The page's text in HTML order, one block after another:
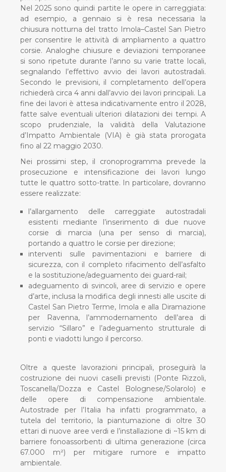
Nel 2025 sono quindi partite le opere in carreggiata:
ad esempio, a gennaio si è resa necessaria la
chiusura notturna del tratto Imola–Castel San Pietro
per consentire le attività di ampliamento a quattro
corsie. Analoghe chiusure e deviazioni temporanee
si sono ripetute durante l’anno su varie tratte locali,
segnalando l’effettivo avvio dei lavori autostradali.
Secondo le previsioni, il completamento dell’opera
richiederà circa 4 anni dall’avvio dei lavori principali. La
fine dei lavori è attesa indicativamente entro il 2028,
fatte salve eventuali ulteriori dilatazioni dei tempi. A
scopo prudenziale, la validità della Valutazione
d’Impatto Ambientale (VIA) è già stata prorogata
fino al 22 maggio 2030.
Nei prossimi step, il cronoprogramma prevede la
prosecuzione e intensificazione dei lavori lungo
tutte le quattro sotto-tratte. In particolare, dovranno
essere realizzate:
l’allargamento delle carreggiate autostradali
esistenti mediante l’inserimento di due nuove
corsie di marcia (una per senso di marcia),
portando a quattro le corsie per direzione;
interventi sulle pavimentazioni e barriere di
sicurezza, con il completo rifacimento dell’asfalto
e la sostituzione/adeguamento dei guard-rail;
adeguamento di svincoli, aree di servizio e opere
d’arte, inclusa la modifica degli innesti alle uscite di
Castel San Pietro Terme, Imola e alla Diramazione
per Ravenna, l’ammodernamento dell’area di
servizio “Sillaro” e l’adeguamento strutturale di
ponti e viadotti lungo il percorso.
Oltre a queste lavorazioni principali, proseguirà la
costruzione dei nuovi caselli previsti (Ponte Rizzoli,
Toscanella/Dozza e Castel Bolognese/Solarolo) e
delle opere di compensazione ambientale.
Autostrade per l’Italia ha infatti programmato, a
tutela del territorio, la piantumazione di oltre 30
ettari di nuove aree verdi e l’installazione di ~15 km di
barriere fonoassorbenti di ultima generazione (circa
67.000 m²) per mitigare rumore e impatto
ambientale.